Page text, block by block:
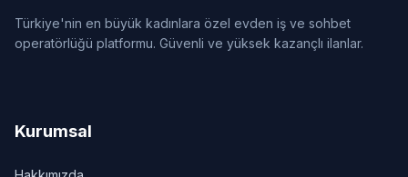
Türkiye'nin en büyük kadınlara özel evden iş ve sohbet
operatörlüğü platformu. Güvenli ve yüksek kazançlı ilanlar.
Kurumsal